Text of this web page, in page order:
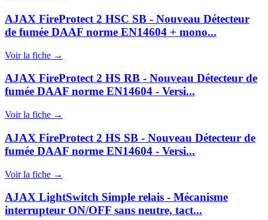
AJAX FireProtect 2 HSC SB - Nouveau Détecteur
de fumée DAAF norme EN14604 + mono...
Voir la fiche →
AJAX FireProtect 2 HS RB - Nouveau Détecteur de
fumée DAAF norme EN14604 - Versi...
Voir la fiche →
AJAX FireProtect 2 HS SB - Nouveau Détecteur de
fumée DAAF norme EN14604 - Versi...
Voir la fiche →
AJAX LightSwitch Simple relais - Mécanisme
interrupteur ON/OFF sans neutre, tact...